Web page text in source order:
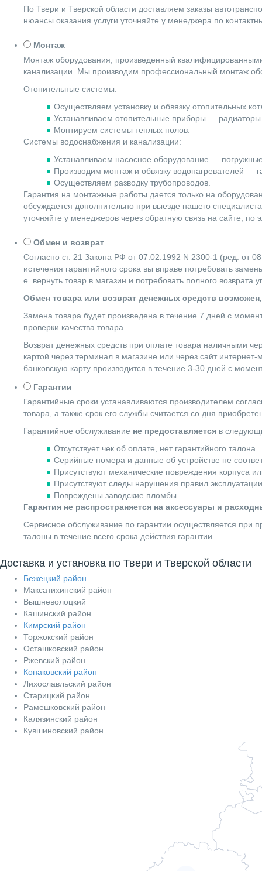
По Твери и Тверской области доставляем заказы
нюансы оказания услуги уточняйте у менеджера по
Монтаж
Монтаж оборудования, произведенный
канализации. Мы производим профессиональный монтаж
Отопительные системы:
Осуществляем установку и обвязку отопительных
Устанавливаем отопительные приборы —
Монтируем системы теплых полов.
Системы водоснабжения и канализации:
Устанавливаем насосное оборудование —
Производим монтаж и обвязку водонагревателей —
Осуществляем разводку трубопроводов.
Гарантия на монтажные работы дается только на
обсуждается дополнительно при выезде нашего
уточняйте у менеджеров через обратную связь на сайте,
Обмен и возврат
Согласно ст. 21 Закона РФ от 07.02.1992 N 2300-1 (ред. от
истечения гарантийного срока вы вправе потребовать
е. вернуть товар в магазин и потребовать полного
Обмен товара или возврат денежных средств
Замена товара будет произведена в течение 7 дней с
проверки качества товара.
Возврат денежных средств при оплате товара наличными
картой через терминал в магазине или через сайт
банковскую карту производится в течение 3-30 дней с
Гарантии
Гарантийные сроки устанавливаются производителем
товара, а также срок его службы считается со дня
Гарантийное обслуживание не предоставляется в
Отсутствует чек об оплате, нет гарантийного талона.
Серийные номера и данные об устройстве не
Присутствуют механические повреждения корпуса
Присутствуют следы нарушения правил
Повреждены заводские пломбы.
Гарантия не распространяется на аксессуары и
Сервисное обслуживание по гарантии осуществляется при
талоны в течение всего срока действия гарантии.
Доставка и установка по Твери и Тверской области
Бежецкий район
Максатихинский район
Вышневолоцкий
Кашинский район
Кимрский район
Торжокский район
Осташковский район
Ржевский район
Конаковский район
Лихославльский район
Старицкий район
Рамешковский район
Калязинский район
Кувшиновский район